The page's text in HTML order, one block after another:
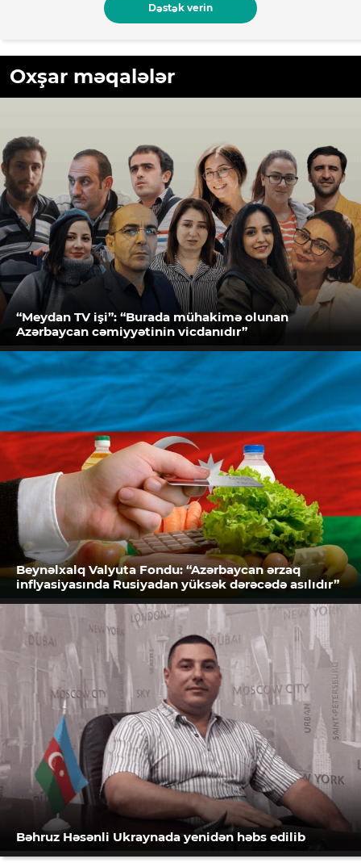
Dəstək verin
Oxşar məqalələr
“Meydan TV işi”: “Burada mühakimə olunan
Azərbaycan cəmiyyətinin vicdanıdır”
Beynəlxalq Valyuta Fondu: “Azərbaycan ərzaq
inflyasiyasında Rusiyadan yüksək dərəcədə asılıdır”
Bəhruz Həsənli Ukraynada yenidən həbs edilib